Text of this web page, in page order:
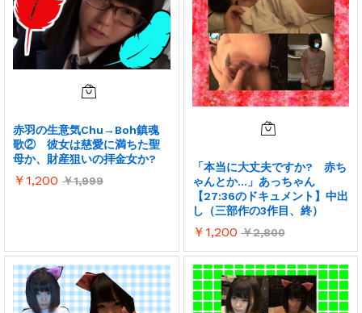
赤羽の生意気Chu→Boh鎮魂
歌② 彼女は慈愛に満ちた聖
母か、財産狙いの拝金女か?
￥ 1,200 ￥1,999
「本当に大丈夫ですか? 赤ち
ゃんとか…」あっちゃん
【27:36のドキュメント】中出
し（三部作の3作目、終）
￥ 1,200 ￥2,800